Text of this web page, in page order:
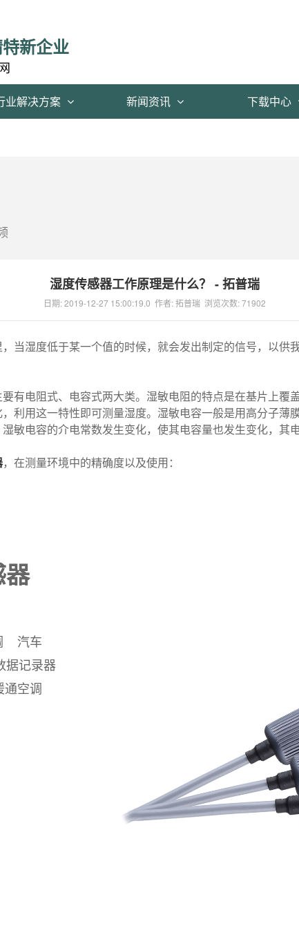
新企业
业解决方案 新闻资讯 下载中心
湿度传感器工作原理是什么？ - 拓普瑞
日期:2019-12-27 15:00:19.0 作者:拓普瑞 浏览次数:71902
当湿度低于某一个值的时候，就会发出制定的信号，以供
有电阻式、电容式两大类。湿敏电阻的特点是在基片上覆
利用这一特性即可测量湿度。湿敏电容一般是用高分子薄
敏电容的介电常数发生变化，使其电容量也发生变化，其
，在测量环境中的精确度以及使用：
汽车
记录器
空调